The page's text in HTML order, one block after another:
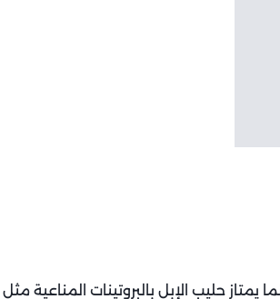
حليب الإبل بالبروتينات المناعية مثل